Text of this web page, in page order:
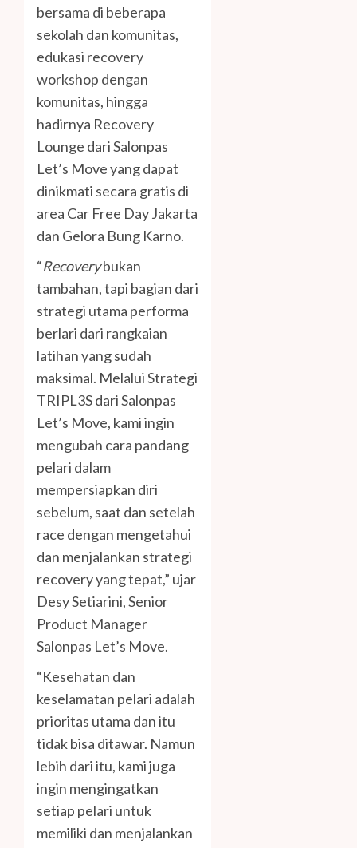
bersama di beberapa
sekolah dan komunitas,
edukasi recovery
workshop dengan
komunitas, hingga
hadirnya Recovery
Lounge dari Salonpas
Let’s Move yang dapat
dinikmati secara gratis di
area Car Free Day Jakarta
dan Gelora Bung Karno.
“Recoverybukan
tambahan, tapi bagian dari
strategi utama performa
berlari dari rangkaian
latihan yang sudah
maksimal. Melalui Strategi
TRIPL3S dari Salonpas
Let’s Move, kami ingin
mengubah cara pandang
pelari dalam
mempersiapkan diri
sebelum, saat dan setelah
race dengan mengetahui
dan menjalankan strategi
recovery yang tepat,” ujar
Desy Setiarini, Senior
Product Manager
Salonpas Let’s Move.
“Kesehatan dan
keselamatan pelari adalah
prioritas utama dan itu
tidak bisa ditawar. Namun
lebih dari itu, kami juga
ingin mengingatkan
setiap pelari untuk
memiliki dan menjalankan